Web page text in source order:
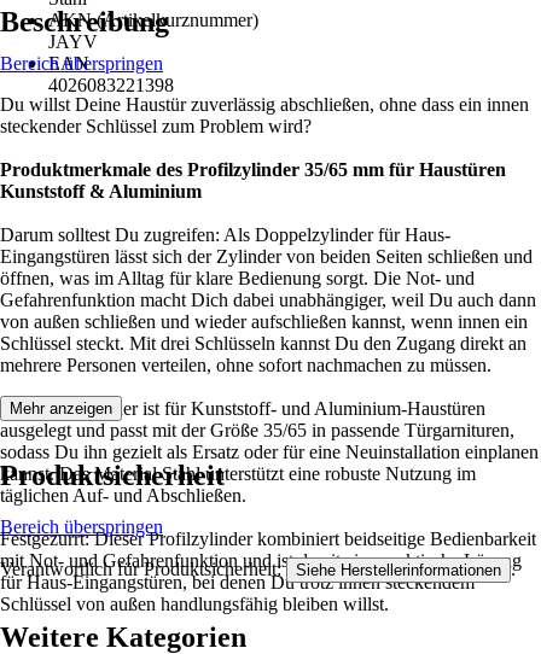
AKN (Artikelkurznummer)
JAYV
EAN
4026083221398
Beschreibung
Bereich überspringen
Du willst Deine Haustür zuverlässig abschließen, ohne dass ein innen
steckender Schlüssel zum Problem wird?
Produktmerkmale des Profilzylinder 35/65 mm für Haustüren
Kunststoff & Aluminium
Darum solltest Du zugreifen: Als Doppelzylinder für Haus-
Eingangstüren lässt sich der Zylinder von beiden Seiten schließen und
öffnen, was im Alltag für klare Bedienung sorgt. Die Not- und
Gefahrenfunktion macht Dich dabei unabhängiger, weil Du auch dann
von außen schließen und wieder aufschließen kannst, wenn innen ein
Schlüssel steckt. Mit drei Schlüsseln kannst Du den Zugang direkt an
mehrere Personen verteilen, ohne sofort nachmachen zu müssen.
Der Profilzylinder ist für Kunststoff- und Aluminium-Haustüren
ausgelegt und passt mit der Größe 35/65 in passende Türgarnituren,
sodass Du ihn gezielt als Ersatz oder für eine Neuinstallation einplanen
kannst. Das Material Stahl unterstützt eine robuste Nutzung im
täglichen Auf- und Abschließen.
Festgezurrt: Dieser Profilzylinder kombiniert beidseitige Bedienbarkeit
mit Not- und Gefahrenfunktion und ist damit eine praktische Lösung
für Haus-Eingangstüren, bei denen Du trotz innen steckendem
Schlüssel von außen handlungsfähig bleiben willst.
Mehr anzeigen
Produktsicherheit
Bereich überspringen
Verantwortlich für Produktsicherheit: Siehe Herstellerinformationen .
Weitere Kategorien